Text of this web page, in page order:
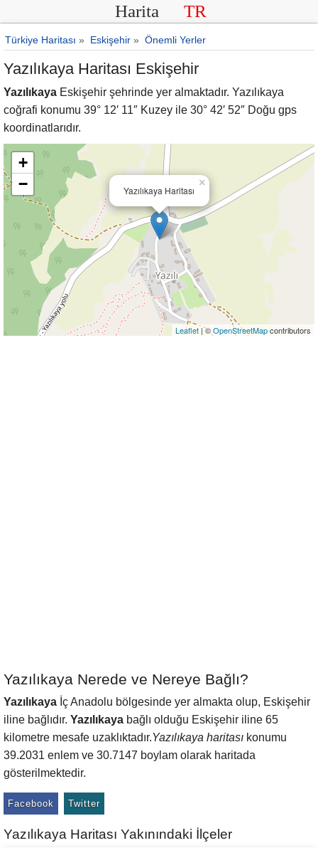
Harita TR
Türkiye Haritası » Eskişehir » Önemli Yerler
Yazılıkaya Haritası Eskişehir
Yazılıkaya Eskişehir şehrinde yer almaktadır. Yazılıkaya
coğrafi konumu 39° 12′ 11″ Kuzey ile 30° 42′ 52″ Doğu gps
koordinatlarıdır.
Yazılıkaya Haritası
×
+
−
Leaflet| ©OpenStreetMapcontributors
Yazılıkaya Nerede ve Nereye Bağlı?
Yazılıkaya İç Anadolu bölgesinde yer almakta olup, Eskişehir
iline bağlıdır. Yazılıkaya bağlı olduğu Eskişehir iline 65
kilometre mesafe uzaklıktadır.Yazılıkaya haritası konumu
39.2031 enlem ve 30.7147 boylam olarak haritada
gösterilmektedir.
Facebook Twitter
Yazılıkaya Haritası Yakınındaki İlçeler